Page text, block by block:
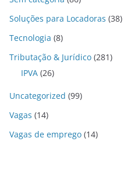
Soluções para Locadoras (38)
Tecnologia (8)
Tributação & Jurídico (281)
IPVA (26)
Uncategorized (99)
Vagas (14)
Vagas de emprego (14)